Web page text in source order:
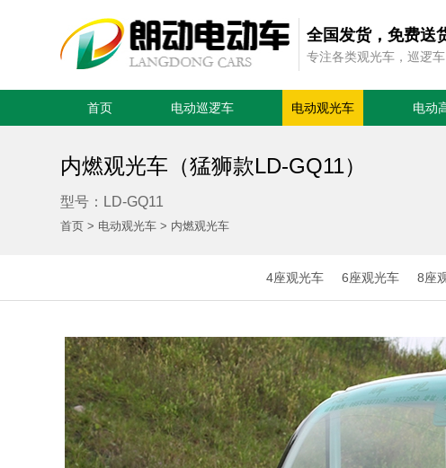
全国发货，免费送
专注各类观光车，巡逻
首页 电动巡逻车 电动观光车 电动
内燃观光车（猛狮款LD-GQ11）
型号：LD-GQ11
首页 > 电动观光车 > 内燃观光车
4座观光车 6座观光车 8座